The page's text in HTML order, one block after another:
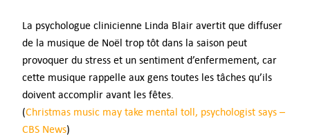
La psychologue clinicienne Linda Blair avertit que diffuser
de la musique de Noël trop tôt dans la saison peut
provoquer du stress et un sentiment d’enfermement, car
cette musique rappelle aux gens toutes les tâches qu’ils
doivent accomplir avant les fêtes.
(Christmas music may take mental toll, psychologist says –
CBS News)